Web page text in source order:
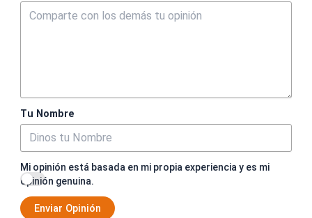
Tu Nombre
Mi opinión está basada en mi propia experiencia y es mi
opinión genuina.
Enviar Opinión